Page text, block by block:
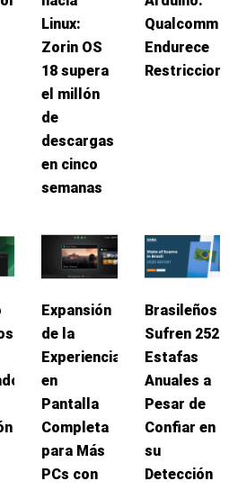
Linux:
Zorin OS
18 supera
el millón
de
descargas
en cinco
semanas
Qualcomm
Endurece
Expansión
de la
Experiencia
en
Pantalla
Completa
para Más
PCs con
Brasileños
Sufren 252
Estafas
Anuales a
Pesar de
Confiar en
su
Detección